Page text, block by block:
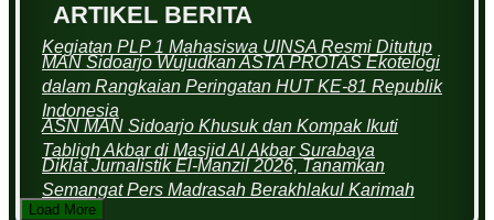
ARTIKEL BERITA
Kegiatan PLP 1 Mahasiswa UINSA Resmi Ditutup
MAN Sidoarjo Wujudkan ASTA PROTAS Ekotelogi
dalam Rangkaian Peringatan HUT KE-81 Republik
Indonesia
ASN MAN Sidoarjo Khusuk dan Kompak Ikuti
Tabligh Akbar di Masjid Al Akbar Surabaya
Diklat Jurnalistik El-Manzil 2026, Tanamkan
Semangat Pers Madrasah Berakhlakul Karimah
Load More